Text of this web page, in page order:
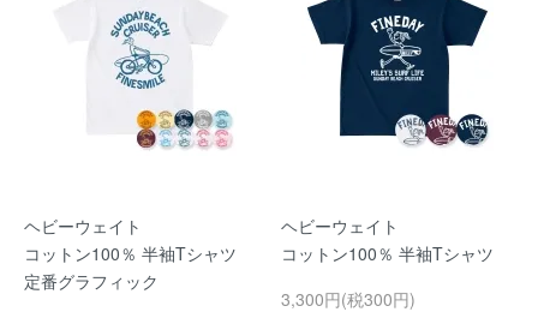
ヘビーウェイト
コットン100％ 半袖Tシャツ
定番グラフィック
ヘビーウェイト
コットン100％ 半袖Tシャツ
3,300円(税300円)